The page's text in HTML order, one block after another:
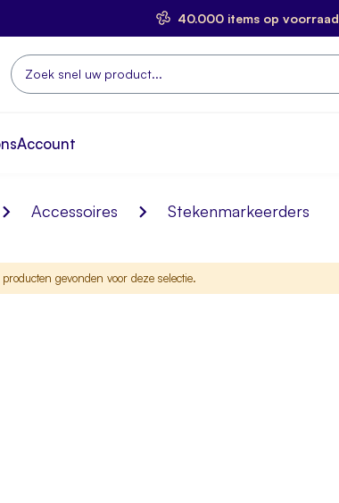
40.000 items op voorraad
Zoek
Account
Accessoires Stekenmarkeerders
gevonden voor deze selectie.